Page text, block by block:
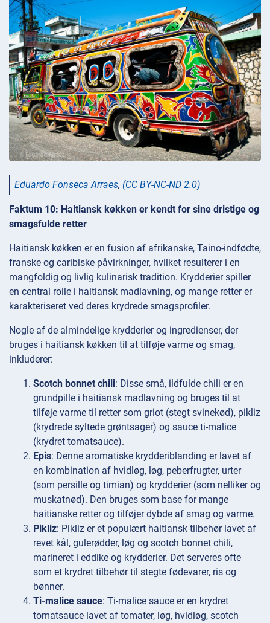
Eduardo Fonseca Arraes, (CC BY-NC-ND 2.0)
Faktum 10: Haitiansk køkken er kendt for sine dristige og
smagsfulde retter
Haitiansk køkken er en fusion af afrikanske, Taino-indfødte,
franske og caribiske påvirkninger, hvilket resulterer i en
mangfoldig og livlig kulinarisk tradition. Krydderier spiller
en central rolle i haitiansk madlavning, og mange retter er
karakteriseret ved deres krydrede smagsprofiler.
Nogle af de almindelige krydderier og ingredienser, der
bruges i haitiansk køkken til at tilføje varme og smag,
inkluderer:
Scotch bonnet chili: Disse små, ildfulde chili er en
grundpille i haitiansk madlavning og bruges til at
tilføje varme til retter som griot (stegt svinekød), pikliz
(krydrede syltede grøntsager) og sauce ti-malice
(krydret tomatsauce).
Epis: Denne aromatiske krydderiblanding er lavet af
en kombination af hvidløg, løg, peberfrugter, urter
(som persille og timian) og krydderier (som nelliker og
muskatnød). Den bruges som base for mange
haitianske retter og tilføjer dybde af smag og varme.
Pikliz: Pikliz er et populært haitiansk tilbehør lavet af
revet kål, gulerødder, løg og scotch bonnet chili,
marineret i eddike og krydderier. Det serveres ofte
som et krydret tilbehør til stegte fødevarer, ris og
bønner.
Ti-malice sauce: Ti-malice sauce er en krydret
tomatsauce lavet af tomater, løg, hvidløg, scotch